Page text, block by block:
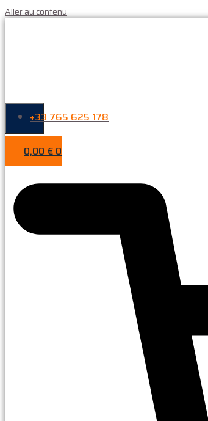
Aller au contenu
+33 765 625 178
0,00€0